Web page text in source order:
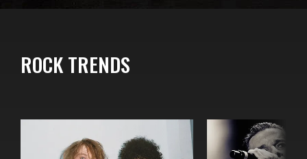
ROCK TRENDS